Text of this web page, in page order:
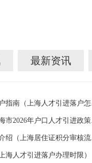
最新资讯
上海
上海
2026
海人才引进落户办理时限）